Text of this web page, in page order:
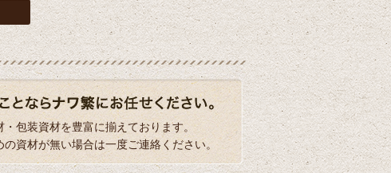
・包装資材を豊富に揃えております。
の資材が無い場合は一度ご連絡ください。